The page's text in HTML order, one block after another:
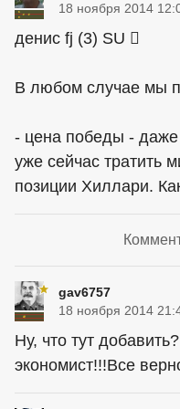
18 ноября 2014
денис fj (3) SU 
В любом случае мы
- цена победы -
уже сейчас тратить
позиции Хиллари.
gav6757
18 ноября 2014
Ну, что тут
экономист!!!Все